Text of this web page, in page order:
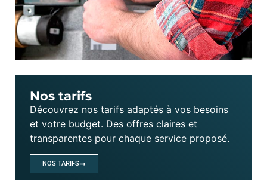
Nos tarifs
Découvrez nos tarifs adaptés à vos besoins
et votre budget. Des offres claires et
transparentes pour chaque service proposé.
NOS TARIFS